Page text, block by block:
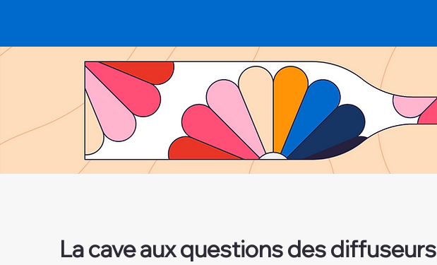
La cave aux questions des diffuseurs